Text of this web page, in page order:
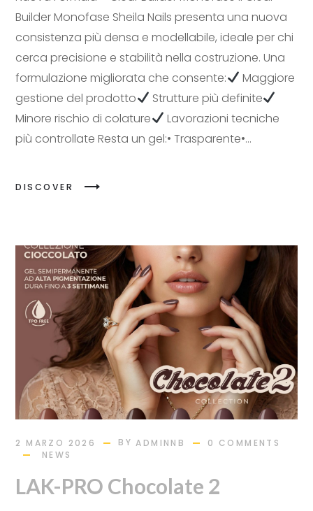
Builder Monofase Sheila Nails presenta una nuova
consistenza più densa e modellabile, ideale per chi
cerca precisione e stabilità nella costruzione. Una
formulazione migliorata che consente:
Maggiore
gestione del prodotto
Strutture più definite
Minore rischio di colature
Lavorazioni tecniche
più controllate Resta un gel:• Trasparente•...
DISCOVER
2 MARZO 2026 BYADMINNB
0 COMMENTS
NEWS
LAK-PRO Chocolate 2